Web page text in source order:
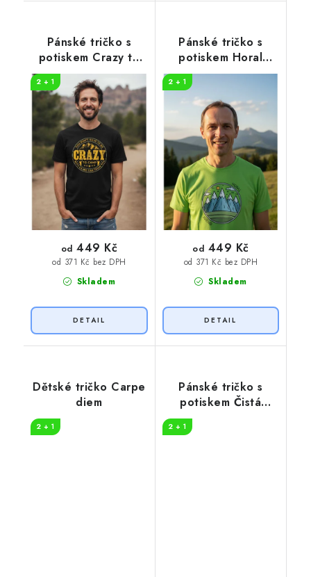
Pánské tričko s
potiskem Crazy to
camp
2 + 1
Skladem
od 371 Kč bez DPH
od 449 Kč
Pánské tričko s
potiskem Horal
jméno
2 + 1
Skladem
od 371 Kč bez DPH
od 449 Kč
Dětské tričko Carpe
diem
2 + 1
Pánské tričko s
potiskem Čistá
záležitost pruhy
2 + 1